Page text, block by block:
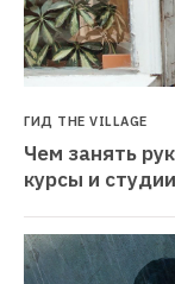
ГИД THE VILLAGE
Чем занять
курсы и студии